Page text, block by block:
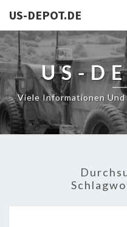
US-DEPOT.DE
US-
Viele Informationen Und